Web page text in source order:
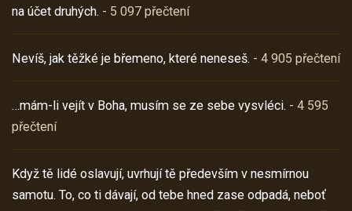
na účet druhých. - 5 097 přečtení
Nevíš, jak těžké je břemeno, které neneseš. - 4 905 přečtení
…mám-li vejít v Boha, musím se ze sebe vysvléci. - 4 595
přečtení
Když tě lidé oslavují, uvrhují tě především v nesmírnou
samotu. To, co ti dávají, od tebe hned zase odpadá, neboť